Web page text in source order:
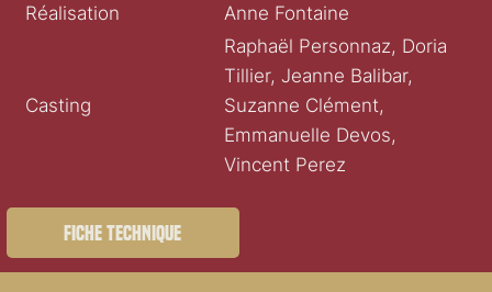
Réalisation
Anne Fontaine
Casting
Raphaël Personnaz, Doria
Tillier, Jeanne Balibar,
Suzanne Clément,
Emmanuelle Devos,
Vincent Perez
Fiche technique